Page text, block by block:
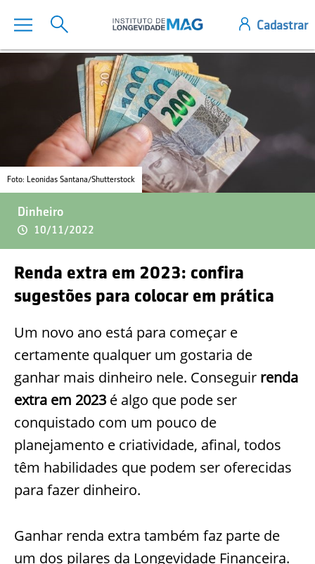
Foto: Leonidas Santana/Shutterstock
Dinheiro
10/11/2022
Renda extra em 2023: confira
sugestões para colocar em prática
Um novo ano está para começar e
certamente qualquer um gostaria de
ganhar mais dinheiro nele. Conseguir renda
extra em 2023 é algo que pode ser
conquistado com um pouco de
planejamento e criatividade, afinal, todos
têm habilidades que podem ser oferecidas
para fazer dinheiro.
Ganhar renda extra também faz parte de
um dos pilares da Longevidade Financeira.